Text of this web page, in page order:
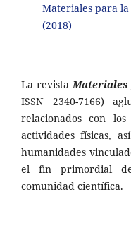
Materiales para
(2018)
La revista
ISSN 2340-7166)
relacionados con
actividades físicas,
humanidades
el fin primordial
comunidad científica.